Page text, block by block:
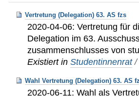
Vertretung (Delegation) 63. AS fzs
2020-04-06: Vertretung für
Delegation im 63.
zusammenschlusses von
Existiert in Studentinnenrat /
Wahl Vertretung (Delegation) 63. AS
2020-06-11: Wahl als